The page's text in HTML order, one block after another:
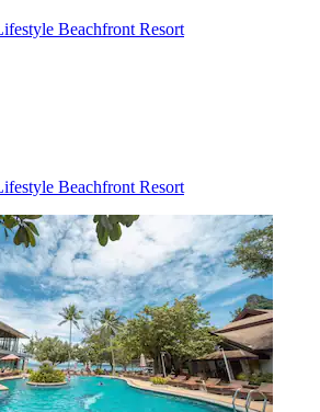
Beachfront Resort
Beachfront Resort